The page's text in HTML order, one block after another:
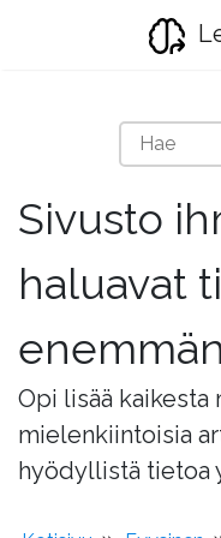
Sivusto
haluavat
enemmän
Opi lisää kaikesta
mielenkiintoisia
hyödyllistä tietoa